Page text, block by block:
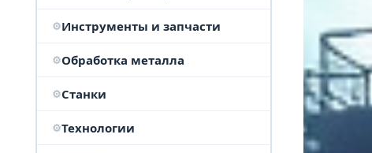
Инструменты и запчасти
Обработка металла
Станки
Технологии